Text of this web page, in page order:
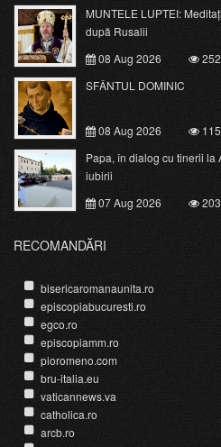
MUNTELE LUPTEI:
după Rusalii
08 Aug 2026
252
SFÂNTUL DOMINIC
08 Aug 2026 115
Papa, în dialog cu tinerii la
iubirii
07 Aug 2026
203
RECOMANDĂRI
bisericaromanaunita.ro
episcopiabucuresti.ro
egco.ro
episcopiamm.ro
pioromeno.com
bru-italia.eu
vaticannews.va
catholica.ro
arcb.ro